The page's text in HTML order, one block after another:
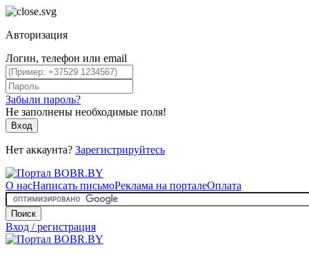
Авторизация
Логин, телефон или email
Забыли пароль?
Не заполнены необходимые поля!
Вход
Нет аккаунта? Зарегистрируйтесь
О насНаписать письмоРеклама на порталеОплата
Поиск
Вход / регистрация